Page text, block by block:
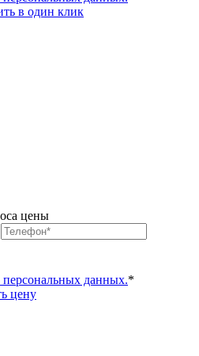
в один клик
цены
персональных данных.*
цену